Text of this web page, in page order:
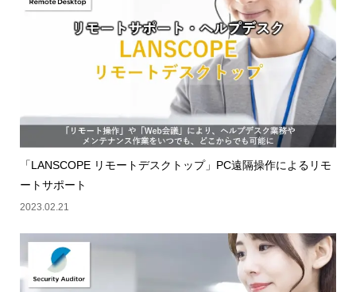
「LANSCOPE リモートデスクトップ」PC遠隔操作によるリモ
ートサポート
2023.02.21